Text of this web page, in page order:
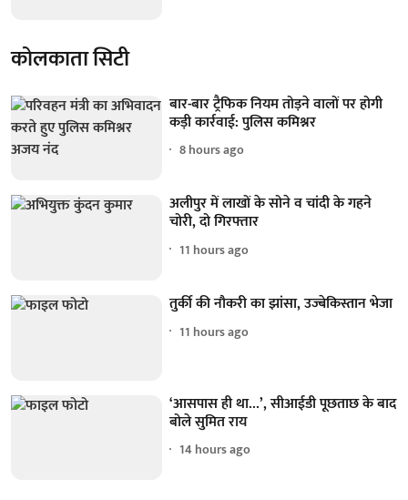
कोलकाता सिटी
बार-बार ट्रैफिक नियम तोड़ने वालों पर होगी
कड़ी कार्रवाई: पुलिस कमिश्नर
8 hours ago
अलीपुर में लाखों के सोने व चांदी के गहने
चोरी, दो गिरफ्तार
11 hours ago
तुर्की की नौकरी का झांसा, उज्बेकिस्तान भेजा
11 hours ago
‘आसपास ही था...’, सीआईडी पूछताछ के बाद
बोले सुमित राय
14 hours ago